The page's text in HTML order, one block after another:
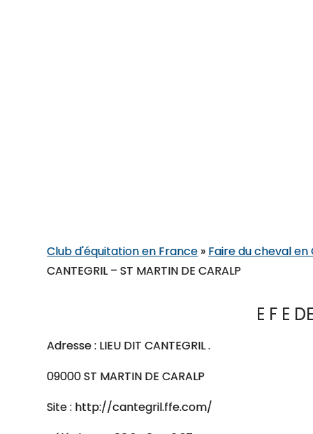
Club d'équitation en France » Faire du cheval
CANTEGRIL – ST MARTIN DE CARALP
E F E
Adresse : LIEU DIT CANTEGRIL .
09000 ST MARTIN DE CARALP
Site : http://cantegril.ffe.com/